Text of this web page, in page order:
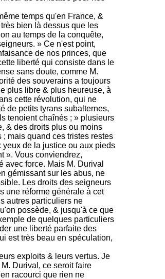
temps qu'en France, &
bien là dessus que les
au temps de la conquête,
» Ce n'est point,
de nos princes, que
liberté qui consiste dans le
sans doute, comme M.
des souverains a toujours
plus libre & plus heureuse, à
cette révolution, qui ne
de petits tyrans subalternes,
tenoient chaînés ; » plusieurs
& des droits plus ou moins
mais quand ces tristes restes
de la justice ou aux pieds
». Vous conviendrez,
avec force. Mais M. Durival
gémissant sur les abus, ne
Les droits des seigneurs
une réforme générale à cet
autres particuliers ne
possède, & jusqu'à ce que
de quelques particuliers
une liberté parfaite des
est très beau en spéculation,
exploits & leurs vertus. Je
Durival, ce seroit faire
racourci que rien ne